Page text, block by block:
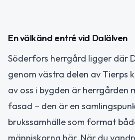
En välkänd entré vid Dalälven
Söderfors herrgård ligger där
genom västra delen av Tierps
av oss i bygden är herrgården
fasad – den är en
brukssamhälle som format
människorna här. När du